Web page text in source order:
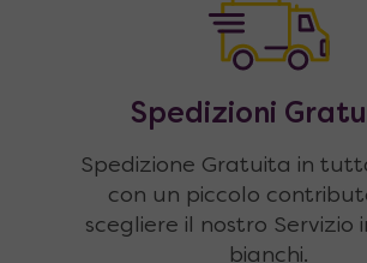
Spedizioni
Spedizione Gratuita in
con un piccolo
scegliere il nostro Servizio
bianchi.